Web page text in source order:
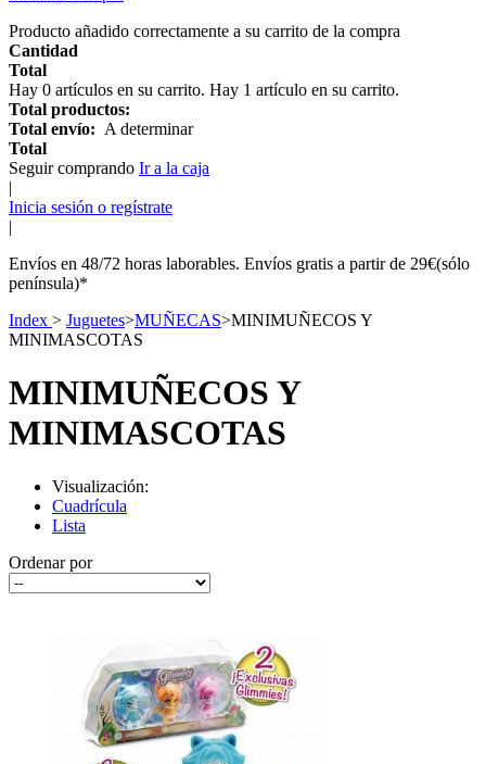
Producto añadido correctamente a su carrito de la compra
Cantidad
Total
Hay 0 artículos en su carrito. Hay 1 artículo en su carrito.
Total productos:
Total envío: A determinar
Total
Seguir comprando Ir a la caja
|
Inicia sesión o regístrate
|
Envíos en 48/72 horas laborables. Envíos gratis a partir de 29€(sólo
península)*
Index > Juguetes>MUÑECAS>MINIMUÑECOS Y
MINIMASCOTAS
MINIMUÑECOS Y
MINIMASCOTAS
Visualización:
Cuadrícula
Lista
Ordenar por